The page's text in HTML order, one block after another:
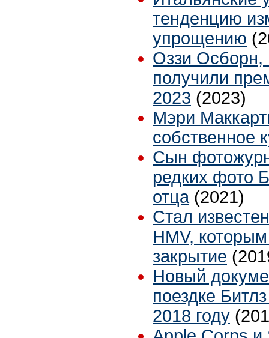
тенденцию
упрощению
Оззи Осборн,
получили
2023 (2023)
Мэри
собственное
Сын
редких фото
отца (2021)
Стал
HMV,
закрытие
Новый
поездке
2018 году